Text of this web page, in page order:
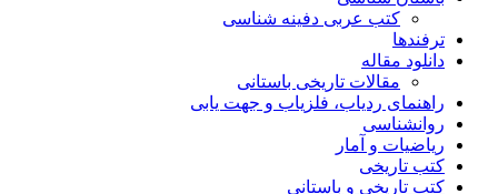
کتب عربی دفینه شناسی
ترفندها
دانلود مقاله
مقالات تاریخی باستانی
راهنمای ردیاب، فلزیاب و جهت یابی
روانشناسی
ریاضیات و آمار
کتب تاریخی
کتب تاریخی و باستانی